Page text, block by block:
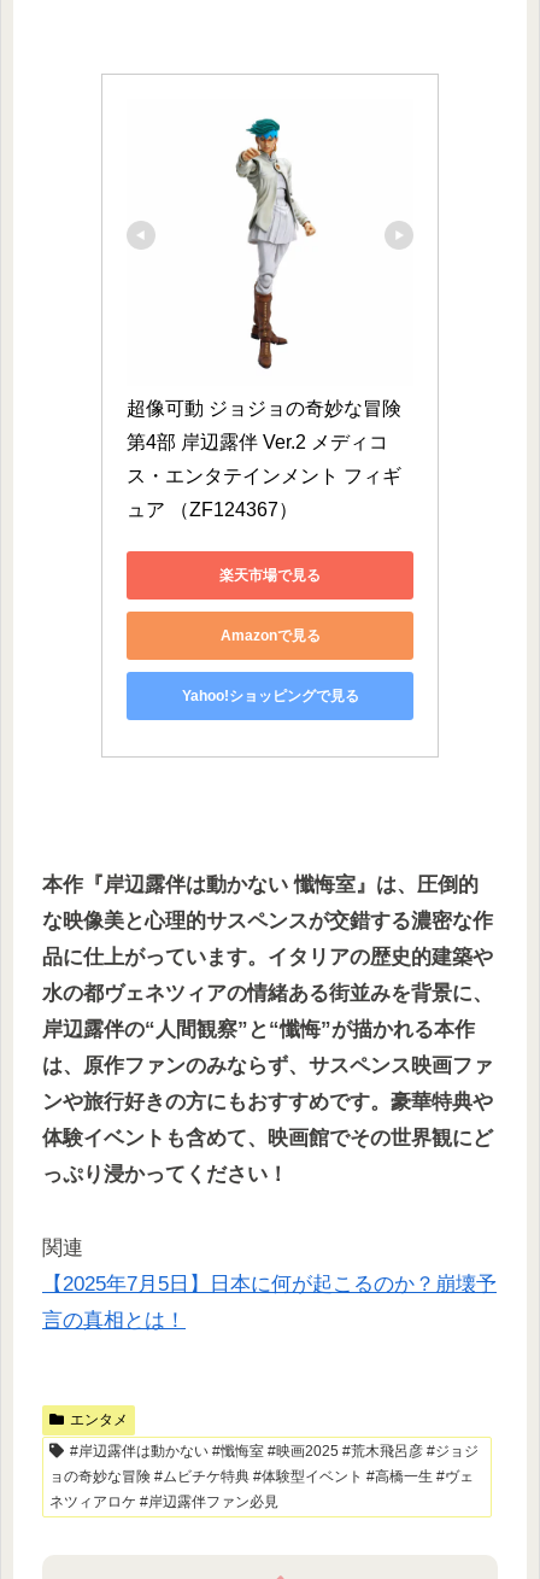
超像可動 ジョジョの奇妙な冒険
第4部 岸辺露伴 Ver.2 メディコ
ス・エンタテインメント フィギ
ュア （ZF124367）
楽天市場で見る
Amazonで見る
Yahoo!ショッピングで見る
本作『岸辺露伴は動かない 懺悔室』は、圧倒的
な映像美と心理的サスペンスが交錯する濃密な作
品に仕上がっています。イタリアの歴史的建築や
水の都ヴェネツィアの情緒ある街並みを背景に、
岸辺露伴の“人間観察”と“懺悔”が描かれる本作
は、原作ファンのみならず、サスペンス映画ファ
ンや旅行好きの方にもおすすめです。豪華特典や
体験イベントも含めて、映画館でその世界観にど
っぷり浸かってください！
関連
【2025年7月5日】日本に何が起こるのか？崩壊予
言の真相とは！
エンタメ
#岸辺露伴は動かない #懺悔室 #映画2025 #荒木飛呂彦 #ジョジ
ョの奇妙な冒険 #ムビチケ特典 #体験型イベント #高橋一生 #ヴェ
ネツィアロケ #岸辺露伴ファン必見